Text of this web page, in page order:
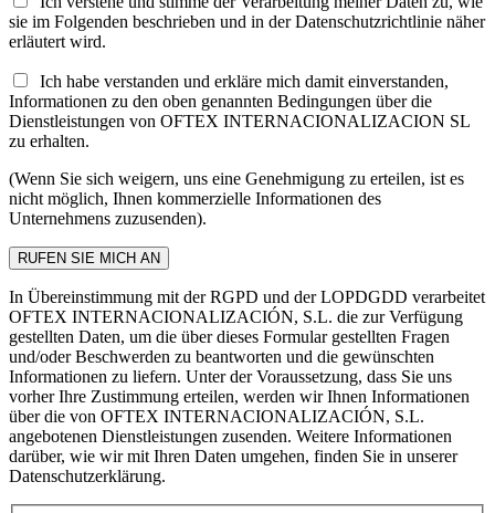
sie im Folgenden beschrieben und in der Datenschutzrichtlinie näher
erläutert wird.
Ich habe verstanden und erkläre mich damit einverstanden,
Informationen zu den oben genannten Bedingungen über die
Dienstleistungen von OFTEX INTERNACIONALIZACION SL
zu erhalten.
(Wenn Sie sich weigern, uns eine Genehmigung zu erteilen, ist es
nicht möglich, Ihnen kommerzielle Informationen des
Unternehmens zuzusenden).
In Übereinstimmung mit der RGPD und der LOPDGDD verarbeitet
OFTEX INTERNACIONALIZACIÓN, S.L. die zur Verfügung
gestellten Daten, um die über dieses Formular gestellten Fragen
und/oder Beschwerden zu beantworten und die gewünschten
Informationen zu liefern. Unter der Voraussetzung, dass Sie uns
vorher Ihre Zustimmung erteilen, werden wir Ihnen Informationen
über die von OFTEX INTERNACIONALIZACIÓN, S.L.
angebotenen Dienstleistungen zusenden. Weitere Informationen
darüber, wie wir mit Ihren Daten umgehen, finden Sie in unserer
Datenschutzerklärung.